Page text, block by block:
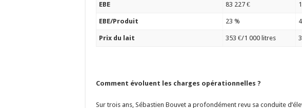
EBE 83 227 €
EBE/Produit 23 %
Prix du lait 353 €/1 000 litres
Comment évoluent les charges opérationnelles ?
Sur trois ans, Sébastien Bouvet a profondément revu sa conduite